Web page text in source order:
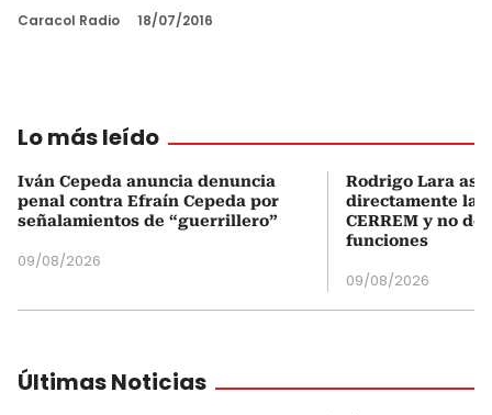
Caracol Radio 18/07/2016
Lo más leído
Iván Cepeda anuncia denuncia
penal contra Efraín Cepeda por
señalamientos de “guerrillero”
09/08/2026
Rodrigo Lara
directamente la
CERREM y no
funciones
09/08/2026
Últimas Noticias